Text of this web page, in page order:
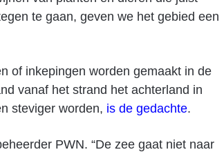
te gaan, geven we het gebied een
of inkepingen worden gemaakt in de
vanaf het strand het achterland in
steviger worden, is de gedachte.
PWN. “De zee gaat niet naar